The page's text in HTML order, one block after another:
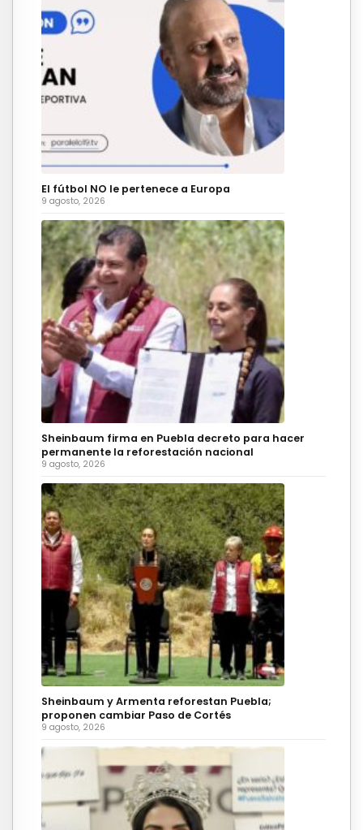
El fútbol NO le pertenece a Europa
9 agosto, 2026
Sheinbaum firma en Puebla decreto para hacer
permanente la reforestación nacional
9 agosto, 2026
Sheinbaum y Armenta reforestan Puebla;
proponen cambiar Paso de Cortés
9 agosto, 2026